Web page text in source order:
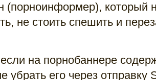
(порноинформер), который
не стоить спешить и
на порнобаннере
убрать его через отправку